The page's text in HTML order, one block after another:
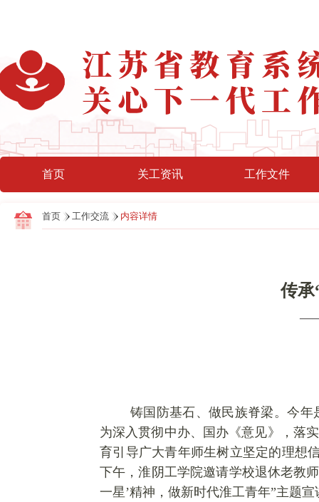
首页 关工资讯 工作文件
首页 工作交流 内容详情
传承
——
铸国防基石、做民族脊梁。今
为深入贯彻中办、国办《意见》，落
育引导广大青年师生树立坚定的理想
下午，淮阴工学院邀请学校退休老教
一星’精神，做新时代淮工青年”主题宣